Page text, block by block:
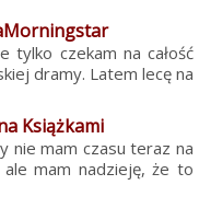
tylko czekam na całość
dramy. Latem lecę na
Książkami
nie mam czasu teraz na
ale mam nadzieję, że to